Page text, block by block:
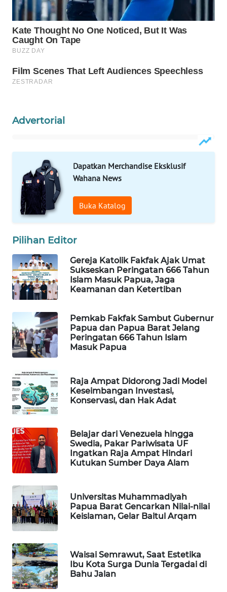
Advertorial
Dapatkan Merchandise Eksklusif
Wahana News
Buka Katalog
Pilihan Editor
Gereja Katolik Fakfak Ajak Umat
Sukseskan Peringatan 666 Tahun
Islam Masuk Papua, Jaga
Keamanan dan Ketertiban
Pemkab Fakfak Sambut Gubernur
Papua dan Papua Barat Jelang
Peringatan 666 Tahun Islam
Masuk Papua
Raja Ampat Didorong Jadi Model
Keseimbangan Investasi,
Konservasi, dan Hak Adat
Belajar dari Venezuela hingga
Swedia, Pakar Pariwisata UF
Ingatkan Raja Ampat Hindari
Kutukan Sumber Daya Alam
Universitas Muhammadiyah
Papua Barat Gencarkan Nilai-nilai
Keislaman, Gelar Baitul Arqam
Waisai Semrawut, Saat Estetika
Ibu Kota Surga Dunia Tergadai di
Bahu Jalan
WAHANA
SELEB
WAHANA
PERSONA
WAHANA
WAHANA
DESA
WISATA
LAPAK
WAHANA
Wahana
KONSUMEN
LISTRIK
MASYARAKAT
KELISTRIKAN
WALINKI
MAWAKA
ID
MARTABAT
NET
PLN
WATCH
MKLI
LPKKI
LKKI
KOPEKLIN